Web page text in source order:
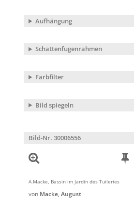
Aufhängung
Schattenfugenrahmen
Farbfilter
Bild spiegeln
Bild-Nr. 30006556
A.Macke, Bassin im Jardin des Tuileries
von Macke, August